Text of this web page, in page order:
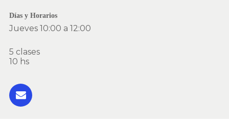
Días y Horarios
Jueves 10:00 a 12:00
5 clases
10 hs